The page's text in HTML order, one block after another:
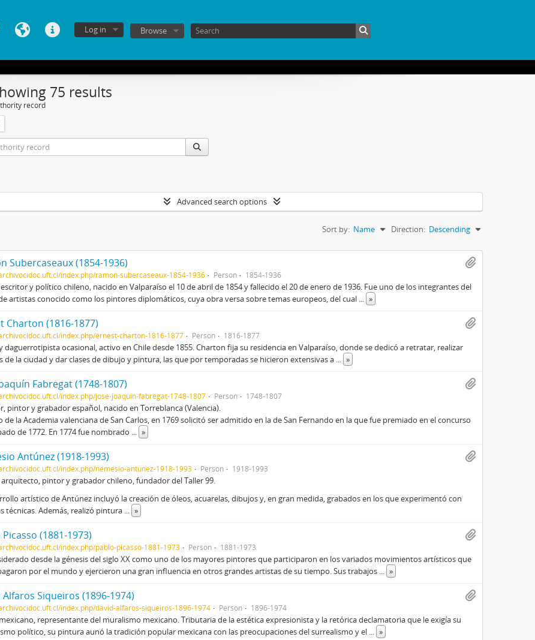
Log in Browse
75 results
record
Advanced search options
Sort by: Name Direction: Descending
Subercaseaux (1854-1936)
index.php/ramon-subercaseaux-1854-1936 Person 1854-1936
y político chileno, nacido en Valparaíso el 10 de abril de 1854 y fallecido el 20 de enero de 1936. Fue uno de los integrantes del
artistas conocido como los pintores diplomáticos, cuya obra versa sobre temas europeos, del cual ... »
Charton (1816-1877)
index.php/ernest-charton-1816-1877 Person 1816-1877
daguerrotipista ocasional, activo en Chile desde 1855. Charton fija su residencia en Valparaíso, donde se dedicó a retratar, realizar
de la ciudad y dar clases de dibujo y pintura, las que por temporadas se hicieron extensivas a ... »
Fabregat (1748-1807)
index.php/jose-joaquin-fabregat-1748-1807 Person 1748-1807
pintor y grabador español, nacido en Torreblanca (Valencia).
de la Academia valenciana de San Carlos, en 1769 solicitó ser admitido en la de San Fernando en la que fue premiado en el concurso
de 1772. En 1774 fue nombrado ... »
Antúnez (1918-1993)
index.php/nemesio-antunez-1918-1993 Person 1918-1993
arquitecto, pintor y grabador chileno, fundador del Taller 99.
artístico de Antúnez incluyó la creación de óleos, acuarelas, dibujos y, en gran medida, grabados en los que experimentó con
técnicas. Además, realizó pintura ... »
(1881-1973)
index.php/pablo-picasso-1881-1973 Person 1881-1973
desde la génesis del siglo XX como uno de los mayores pintores que participaron en los variados movimientos artísticos que
por el mundo y ejercieron una gran influencia en otros grandes artistas de su tiempo. Sus trabajos ... »
Alfaros Siqueiros (1896-1974)
index.php/david-alfaros-siqueiros-1896-1974 Person 1896-1974
representante del muralismo mexicano. Tributaria de la estética expresionista y la retórica declamatoria que le exigía su
político, su pintura aunó la tradición popular mexicana con las preocupaciones del surrealismo y el ... »